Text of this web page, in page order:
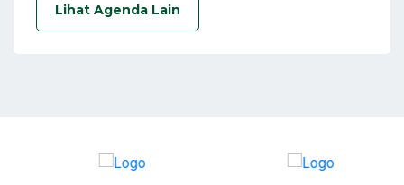
Lihat Agenda Lain